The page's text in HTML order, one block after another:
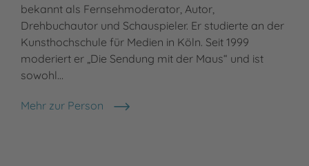
bekannt als Fernsehmoderator, Autor,
Drehbuchautor und Schauspieler. Er studierte an der
Kunsthochschule für Medien in Köln. Seit 1999
moderiert er „Die Sendung mit der Maus“ und ist
sowohl…
Mehr zur Person
Ralph Caspers